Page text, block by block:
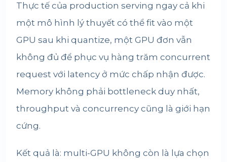
Thực tế của production serving ngay cả khi
một mô hình lý thuyết có thể fit vào một
GPU sau khi quantize, một GPU đơn vẫn
không đủ để phục vụ hàng trăm concurrent
request với latency ở mức chấp nhận được.
Memory không phải bottleneck duy nhất,
throughput và concurrency cũng là giới hạn
cứng.
Kết quả là: multi-GPU không còn là lựa chọn